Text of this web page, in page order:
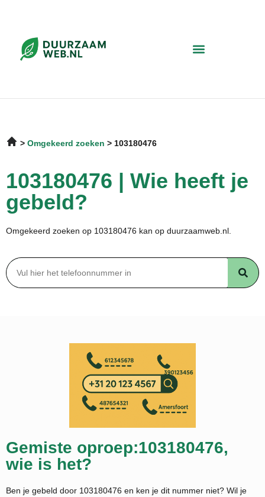
Omgekeerd zoeken 103180476
103180476 | Wie heeft je
gebeld?
Omgekeerd zoeken op 103180476 kan op duurzaamweb.nl.
Gemiste oproep:103180476,
wie is het?
Ben je gebeld door 103180476 en ken je dit nummer niet? Wil je